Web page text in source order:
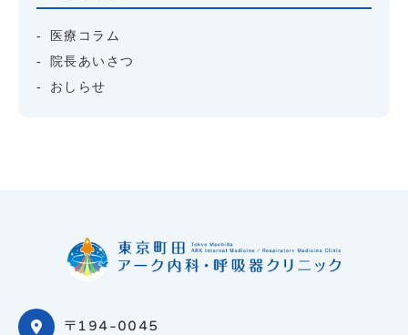
医療コラム
院長あいさつ
おしらせ
〒194-0045